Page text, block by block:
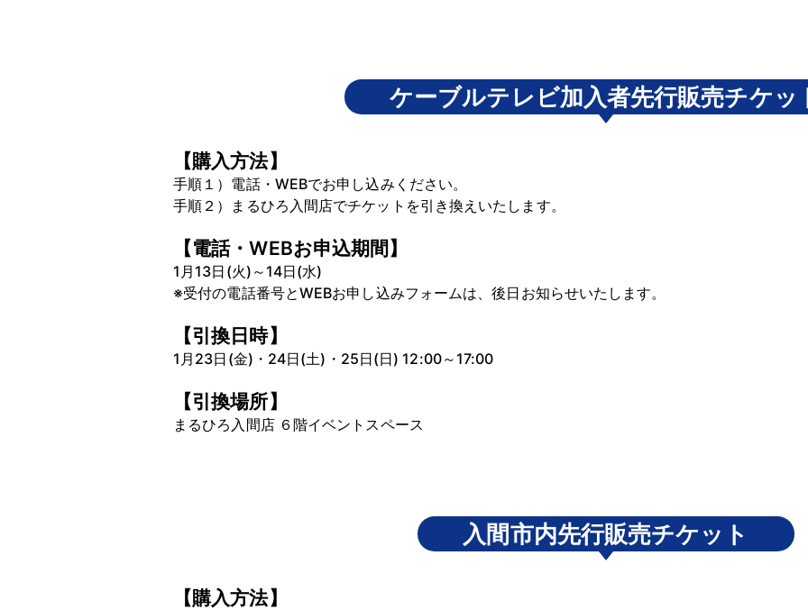
ケーブルテレビ加入者先行販売チケッ
【購入方法】
手順１）電話・WEBでお申し込みください。
手順２）まるひろ入間店でチケットを引き換えいたします。
【電話・WEBお申込期間】
1月13日(火)～14日(水)
※受付の電話番号とWEBお申し込みフォームは、後日お知らせいたします。
【引換日時】
1月23日(金)・24日(土)・25日(日) 12:00～17:00
【引換場所】
まるひろ入間店 ６階イベントスペース
入間市内先行販売チケット
【購入方法】